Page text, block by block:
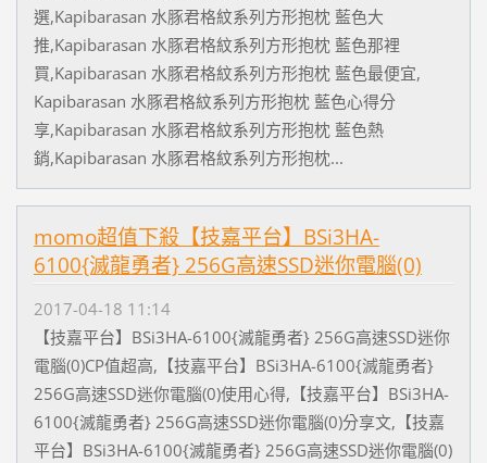
選,Kapibarasan 水豚君格紋系列方形抱枕 藍色大
推,Kapibarasan 水豚君格紋系列方形抱枕 藍色那裡
買,Kapibarasan 水豚君格紋系列方形抱枕 藍色最便宜,
Kapibarasan 水豚君格紋系列方形抱枕 藍色心得分
享,Kapibarasan 水豚君格紋系列方形抱枕 藍色熱
銷,Kapibarasan 水豚君格紋系列方形抱枕...
momo超值下殺【技嘉平台】BSi3HA-
6100{滅龍勇者} 256G高速SSD迷你電腦(0)
2017-04-18 11:14
【技嘉平台】BSi3HA-6100{滅龍勇者} 256G高速SSD迷你
電腦(0)CP值超高,【技嘉平台】BSi3HA-6100{滅龍勇者}
256G高速SSD迷你電腦(0)使用心得,【技嘉平台】BSi3HA-
6100{滅龍勇者} 256G高速SSD迷你電腦(0)分享文,【技嘉
平台】BSi3HA-6100{滅龍勇者} 256G高速SSD迷你電腦(0)